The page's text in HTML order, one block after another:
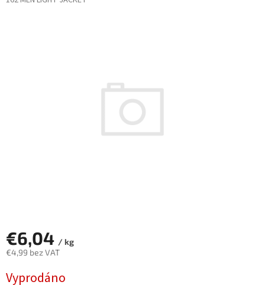
€6,04 / kg
€4,99 bez VAT
jednostkowa:
Vyprodáno